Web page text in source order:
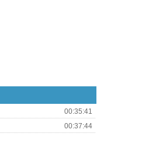
00:35:41
00:37:44